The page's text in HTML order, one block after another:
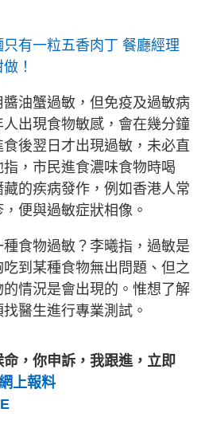
只有一粒五香肉丁 餐廳經理
！
油蟹過敏，但免疫及過敏病
出現食物敏感，會在幾分鐘
後翌日才出現過敏，未必直
，市民進食濃味食物時喝
的疾病發作，例如香港人常
便與過敏症狀相像。
食物過敏？李曦指，過敏是
到某種食物無出問題、但之
情況是會出現的。惟想了解
醫生進行專業測試。
命，你申訴，我跟進，立即
上報料